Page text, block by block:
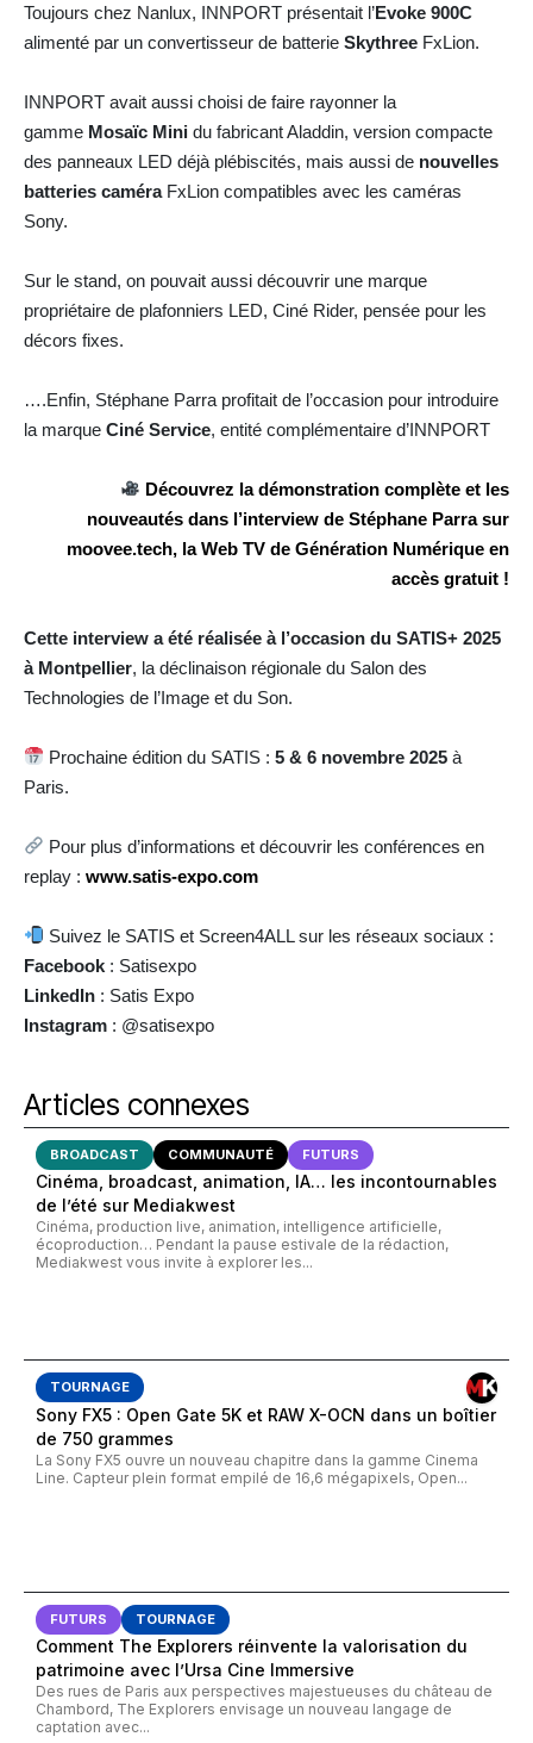
Toujours chez Nanlux, INNPORT présentait l’Evoke 900C
alimenté par un convertisseur de batterie Skythree FxLion.
INNPORT avait aussi choisi de faire rayonner la
gamme Mosaïc Mini du fabricant Aladdin, version compacte
des panneaux LED déjà plébiscités, mais aussi de nouvelles
batteries caméra FxLion compatibles avec les caméras
Sony.
Sur le stand, on pouvait aussi découvrir une marque
propriétaire de plafonniers LED, Ciné Rider, pensée pour les
décors fixes.
….Enfin, Stéphane Parra profitait de l’occasion pour introduire
la marque Ciné Service, entité complémentaire d’INNPORT
Découvrez la démonstration complète et les
nouveautés dans l’interview de Stéphane Parra sur
moovee.tech, la Web TV de Génération Numérique en
accès gratuit !
Cette interview a été réalisée à l’occasion du SATIS+ 2025
à Montpellier, la déclinaison régionale du Salon des
Technologies de l’Image et du Son.
Prochaine édition du SATIS :5 & 6 novembre 2025 à
Paris.
Pour plus d’informations et découvrir les conférences en
replay : www.satis-expo.com
Suivez le SATIS et Screen4ALL sur les réseaux sociaux :
Facebook : Satisexpo
LinkedIn : Satis Expo
Instagram : @satisexpo
Articles connexes
BROADCAST COMMUNAUTÉ FUTURS
Cinéma, broadcast, animation, IA… les incontournables
de l’été sur Mediakwest
Cinéma, production live, animation, intelligence artificielle,
écoproduction… Pendant la pause estivale de la rédaction,
Mediakwest vous invite à explorer les...
TOURNAGE
Sony FX5 : Open Gate 5K et RAW X-OCN dans un boîtier
de 750 grammes
La Sony FX5 ouvre un nouveau chapitre dans la gamme Cinema
Line. Capteur plein format empilé de 16,6 mégapixels, Open...
FUTURS TOURNAGE
Comment The Explorers réinvente la valorisation du
patrimoine avec l’Ursa Cine Immersive
Des rues de Paris aux perspectives majestueuses du château de
Chambord, The Explorers envisage un nouveau langage de
captation avec...